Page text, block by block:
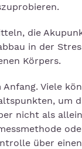
die
in der
Körpers.
Viele
um
nicht als
über einen